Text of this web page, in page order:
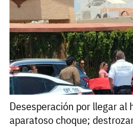
Desesperación por llegar al
aparatoso choque;